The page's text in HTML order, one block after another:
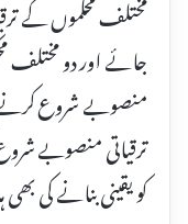
مختلف محکموں کے
جائے اور دو مختلف
منصوبے شروع
ترقیاتی منصوبے
کو یقینی بنانے کی